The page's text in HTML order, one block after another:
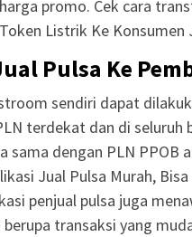
promo. Cek cara
Listrik Ke Konsumen
Pulsa Ke
sendiri dapat
terdekat dan di seluruh
sama dengan PLN PPOB
Jual Pulsa Murah,
penjual pulsa juga
transaksi yang